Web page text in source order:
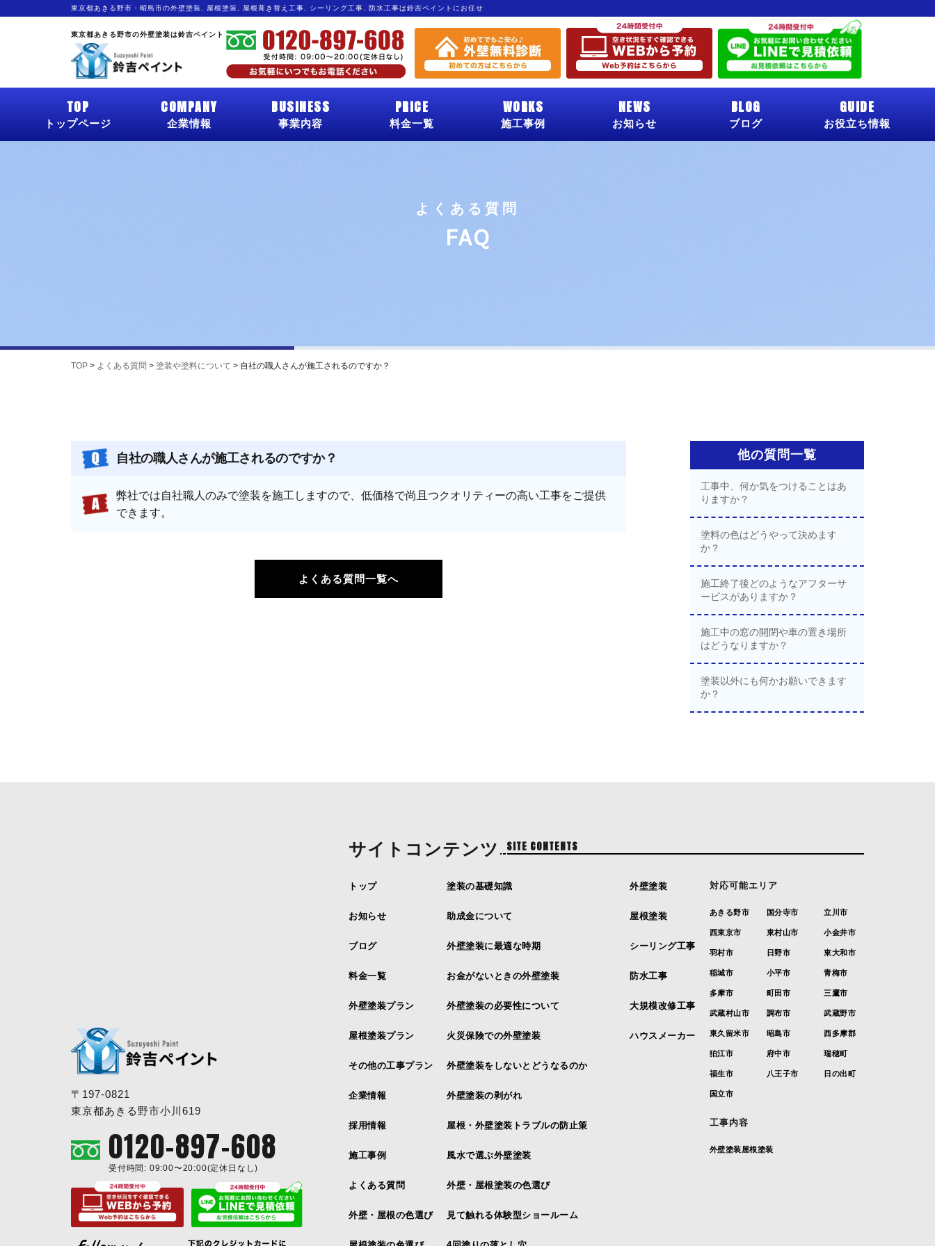
東京都あきる野市・昭島市の外壁塗装, 屋根塗装, 屋根葺き替え工事, シーリング工事, 防水工事は鈴吉ペイントにお任せ
東京都あきる野市の外壁塗装は鈴吉ペイント
TOP
トップページ
COMPANY
企業情報
BUSINESS
事業内容
PRICE
料金一覧
WORKS
施工事例
NEWS
お知らせ
BLOG
ブログ
GUIDE
お役立ち情報
よくある質問
FAQ
TOP > よくある質問 > 塗装や塗料について > 自社の職人さんが施工されるのですか？
自社の職人さんが施工されるのですか？
弊社では自社職人のみで塗装を施工しますので、低価格で尚且つクオリティーの高い工事をご提供
できます。
よくある質問一覧へ
他の質問一覧
工事中、何か気をつけることはあ
りますか？
塗料の色はどうやって決めます
か？
施工終了後どのようなアフターサ
ービスがありますか？
施工中の窓の開閉や車の置き場所
はどうなりますか？
塗装以外にも何かお願いできます
か？
〒197-0821
東京都あきる野市小川619
0120-897-608
受付時間: 09:00〜20:00(定休日なし)
サイトコンテンツ SITE CONTENTS
トップ
お知らせ
ブログ
料金一覧
外壁塗装プラン
屋根塗装プラン
その他の工事プラン
企業情報
採用情報
施工事例
よくある質問
外壁・屋根の色選び
塗装の基礎知識
助成金について
外壁塗装に最適な時期
お金がないときの外壁塗装
外壁塗装の必要性について
火災保険での外壁塗装
外壁塗装をしないとどうなるのか
外壁塗装の剥がれ
屋根・外壁塗装トラブルの防止策
風水で選ぶ外壁塗装
外壁・屋根塗装の色選び
見て触れる体験型ショールーム
外壁塗装
屋根塗装
シーリング工事
防水工事
大規模改修工事
ハウスメーカー
対応可能エリア
あきる野市
西東京市
羽村市
稲城市
多摩市
武蔵村山市
東久留米市
狛江市
福生市
国立市
国分寺市
東村山市
日野市
小平市
町田市
調布市
昭島市
府中市
八王子市
立川市
小金井市
東大和市
青梅市
三鷹市
武蔵野市
西多摩郡
瑞穂町
日の出町
工事内容
外壁塗装屋根塗装